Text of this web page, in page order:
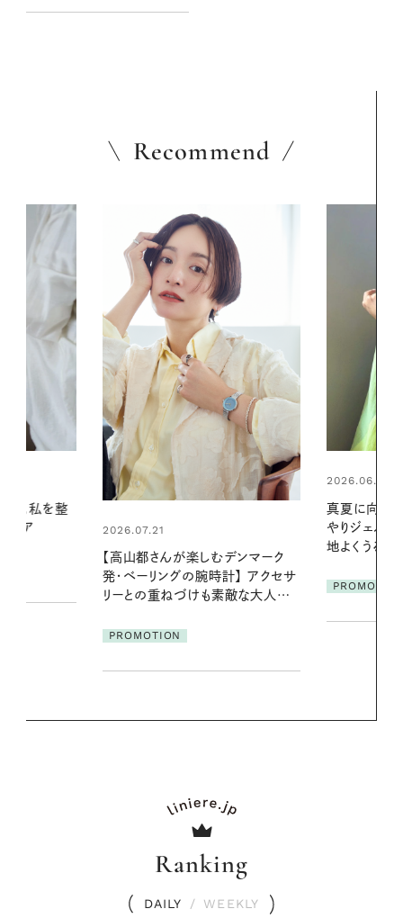
Recommend
2026.06.01
やりジェルと出合う。暑い季節に心
ア
PROMOTION
2026.07.24
夏の髪と心
る【大人気の
1本で汗ばむ
Ranking
DAILY / WEEKLY